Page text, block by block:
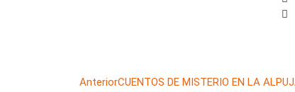
AnteriorCUENTOS DE MISTERIO EN LA